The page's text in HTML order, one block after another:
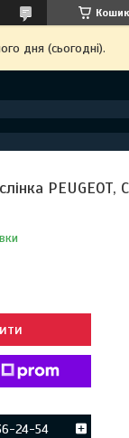
Кошик
дня (сьогодні).
PEUGEOT,
24-54